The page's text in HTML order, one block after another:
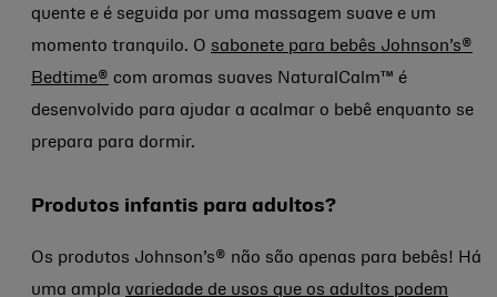
quente e é seguida por uma massagem suave e um
momento tranquilo. O sabonete para bebês Johnson’s®
Bedtime® com aromas suaves NaturalCalm™ é
desenvolvido para ajudar a acalmar o bebê enquanto se
prepara para dormir.
Produtos infantis para adultos?
Os produtos Johnson’s® não são apenas para bebês! Há
uma ampla variedade de usos que os adultos podem